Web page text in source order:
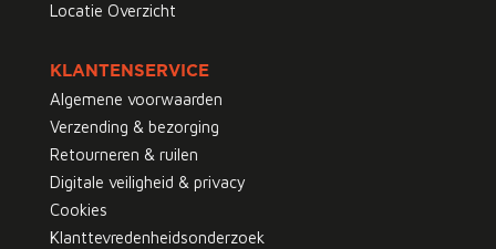
Locatie Overzicht
KLANTENSERVICE
Algemene voorwaarden
Verzending & bezorging
Retourneren & ruilen
Digitale veiligheid & privacy
Cookies
Klanttevredenheidsonderzoek